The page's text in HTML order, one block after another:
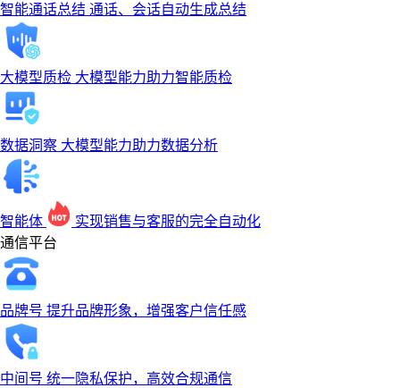
智能通话总结 通话、会话自动生成总结
大模型质检 大模型能力助力智能质检
数据洞察 大模型能力助力数据分析
智能体
实现销售与客服的完全自动化
通信平台
品牌号 提升品牌形象，增强客户信任感
中间号 统一隐私保护，高效合规通信